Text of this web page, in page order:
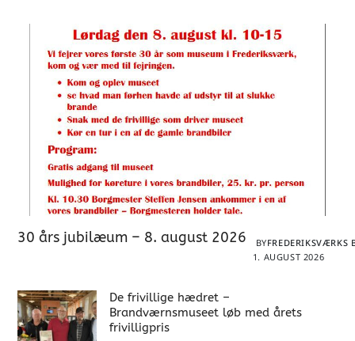
30 års jubilæum – 8. august 2026 BYFREDERIKSVÆRKS
1. AUGUST 2026
De frivillige hædret –
Brandværnsmuseet løb med årets
frivilligpris